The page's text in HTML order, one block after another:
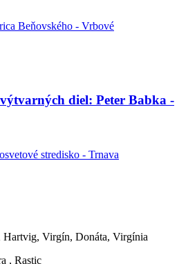
Beňovského - Vrbové
diel: Peter Babka -
stredisko - Trnava
Hartvig, Virgín, Donáta, Virgínia
, Rastic